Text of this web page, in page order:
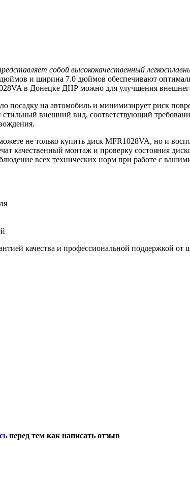
собой высококачественный
и ширина 7.0 дюймов обеспечивают
в Донецке ДНР можно для улучшения
посадку на автомобиль и минимизирует риск
внешний вид, соответствующий
не только купить диск MFR1028VA, но и
качественный монтаж и проверку состояния
всех технических норм при работе с
качества и профессиональной поддержкой
перед тем как написать отзыв